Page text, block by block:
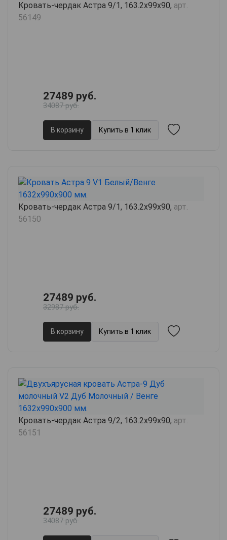
Кровать-чердак Астра 9/1, 163.2х99х90, арт.
56149
27489 руб.
34087 руб.
В корзину Купить в 1 клик
Кровать-чердак Астра 9/1, 163.2х99х90, арт.
56150
27489 руб.
32987 руб.
В корзину Купить в 1 клик
Кровать-чердак Астра 9/2, 163.2х99х90, арт.
56151
27489 руб.
34087 руб.